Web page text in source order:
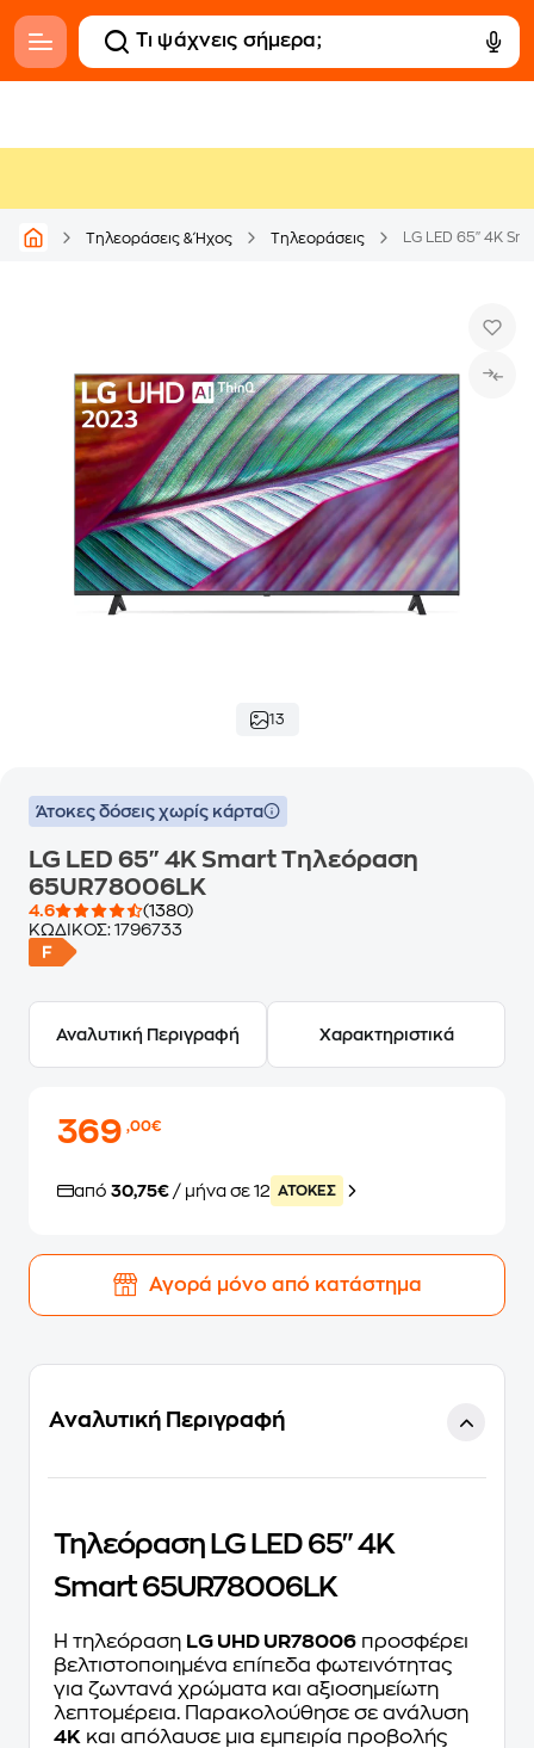
Τηλεοράσεις & Ήχος Τηλεοράσεις LG LED 65" 4K
13
Άτοκες δόσεις χωρίς κάρτα
LG LED 65" 4K Smart Τηλεόραση
65UR78006LK
4.6
(1380)
ΚΩΔΙΚΟΣ: 1796733
Αναλυτική Περιγραφή Χαρακτηριστικά
369,00€
από 30,75€ / μήνα σε 12 ATOKEΣ
Αγορά μόνο από κατάστημα
Αναλυτική Περιγραφή
Τηλεόραση LG LED 65" 4K
Smart 65UR78006LK
Η τηλεόραση LG UHD UR78006 προσφέρει
βελτιστοποιημένα επίπεδα φωτεινότητας
για ζωντανά χρώματα και αξιοσημείωτη
λεπτομέρεια. Παρακολούθησε σε ανάλυση
4K και απόλαυσε μια εμπειρία προβολής